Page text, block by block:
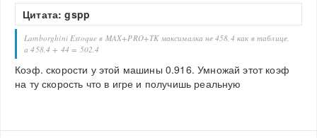
Цитата: gspp
Lamborghini Estoque в MAX+PRO+TK максималка не 458,4 как в таблице,
а 458,4 + 44 = 502,4
Коэф. скорости у этой машины 0.916. Умножай этот коэф
на ту скорость что в игре и получишь реальную